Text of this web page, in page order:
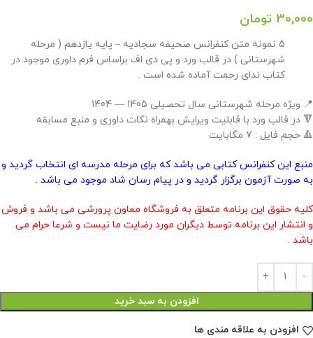
30,000 تومان
5 نمونه متن کنفرانس صحیفه سجادیه – پایه یازدهم ( مرحله
شهرستانی ) در قالب ورد و پی دی اف براساس فرم داوری موجود در
کتاب ندای رحمت آماده شده است .
📍 ویژه مرحله شهرستانی سال تحصیلی 1405 — 1404
🔻 در قالب ورد با قابلیت ویرایش بهمراه نکات داوری و منبع مسابقه
🔺 حجم فایل : 7 مگابایت
منبع این کنفرانس کتابی می باشد که برای مرحله مدرسه ای انتخاب گردید و
به صورت آزمون برگزار گردید و در پیام رسان شاد موجود می باشد .
کلیه حقوق این برنامه متعلق به فروشگاه معاون پرورشی می باشد و فروش
و انتشار این برنامه توسط دیگران مورد رضایت ما نیست و شرعا حرام می
باشد .
افزودن به سبد خرید
افزودن به علاقه مندی ها